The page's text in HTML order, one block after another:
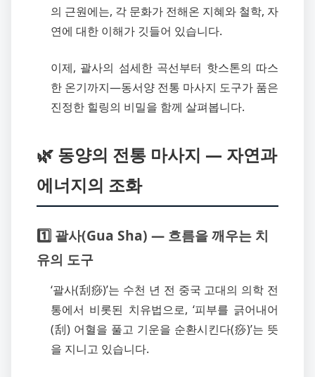
의 근원에는, 각 문화가 전해온 지혜와 철학, 자
연에 대한 이해가 깃들어 있습니다.
이제, 괄사의 섬세한 곡선부터 핫스톤의 따스
한 온기까지—동서양 전통 마사지 도구가 품은
진정한 힐링의 비밀을 함께 살펴봅니다.
🌿 동양의 전통 마사지 — 자연과
에너지의 조화
1️⃣ 괄사(Gua Sha) — 흐름을 깨우는 치
유의 도구
‘괄사(刮痧)’는 수천 년 전 중국 고대의 의학 전
통에서 비롯된 치유법으로, ‘피부를 긁어내어
(刮) 어혈을 풀고 기운을 순환시킨다(痧)’는 뜻
을 지니고 있습니다.